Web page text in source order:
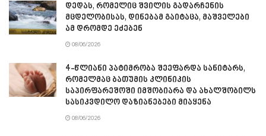
დედას, რომელიც შვილის გადარჩენის
მცდელობისას, დინებამ გაიტაცა, მაშველები
ამ დრომდე ეძებენ
08/06/2026
4-წლიანი პატიმრობა შეეფარდა სანიტარს,
რომელმაც ბათუმის კლინიკის
საპირფარეშოში იმშობიარა და ახალშობილს
სასიკვდილო დაზიანებები მიაყენა
08/06/2026